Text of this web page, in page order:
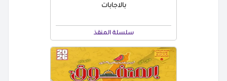
بالاجابات
سلسلة المنقذ